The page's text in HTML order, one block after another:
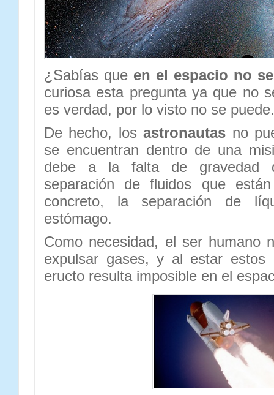
¿Sabías que en el espacio no
curiosa esta pregunta ya que no
es verdad, por lo visto no se puede.
De hecho, losastronautas no
se encuentran dentro de una
debe a la falta de gravedad
separación de fluidos que
concreto, la separación de
estómago.
Como necesidad, el ser humano
expulsar gases, y al estar estos
eructo resulta imposible en el